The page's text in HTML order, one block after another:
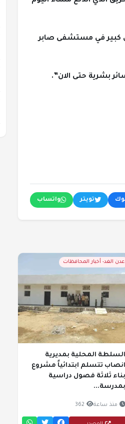
كبير في مستشفى صابر
بشرية حتى الان”.
تويتر واتساب
عدن الغد- أخبار المحافظات
السلطة المحلية بمديرية
انصاب تتسلم ابتدائياً مشروع
بناء ثلاثة فصول دراسية
بمدرسة...
منذ ساعة 362